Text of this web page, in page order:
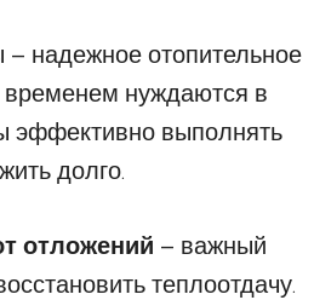
надежное отопительное
временем нуждаются в
эффективно выполнять
долго.
отложений – важный
теплоотдачу.